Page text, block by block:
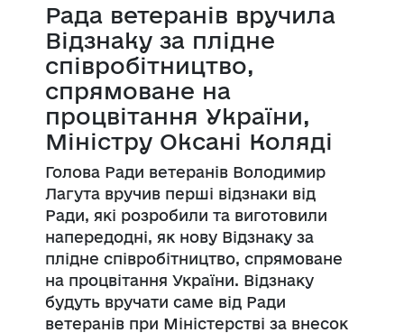
Рада ветеранів вручила
Відзнаку за плідне
співробітництво,
спрямоване на
процвітання України,
Міністру Оксані Коляді
Голова Ради ветеранів Володимир
Лагута вручив перші відзнаки від
Ради, які розробили та виготовили
напередодні, як нову Відзнаку за
плідне співробітництво, спрямоване
на процвітання України. Відзнаку
будуть вручати саме від Ради
ветеранів при Міністерстві за внесок